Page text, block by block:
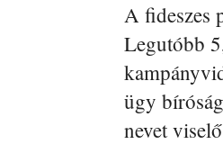
A fideszes
Legutóbb
ügy
nevet